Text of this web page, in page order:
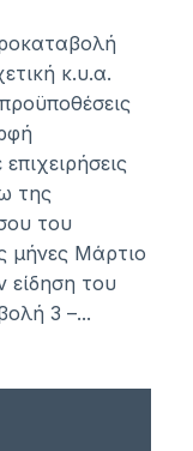
κ.υ.α.
της
του
μήνες Μάρτιο
είδηση του
3 –...